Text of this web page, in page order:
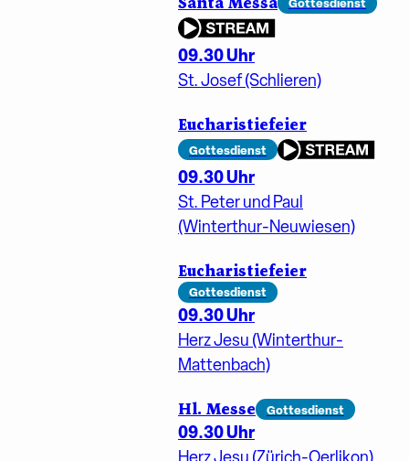
09.30 Uhr
St. Josef (Schlieren)
Eucharistiefeier
Gottesdienst
09.30 Uhr
St. Peter und Paul
(Winterthur-Neuwiesen)
Eucharistiefeier
Gottesdienst
09.30 Uhr
Herz Jesu (Winterthur-
Mattenbach)
Hl. Messe Gottesdienst
09.30 Uhr